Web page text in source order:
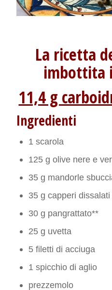
La ricetta
imbottita
11,4 g
Ingredienti
1 scarola
125 g olive nere e
35 g mandorle
35 g capperi dissalati
30 g pangrattato**
25 g uvetta
5 filetti di acciuga
1 spicchio di aglio
prezzemolo